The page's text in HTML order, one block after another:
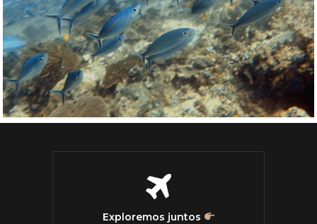
Exploremos juntos